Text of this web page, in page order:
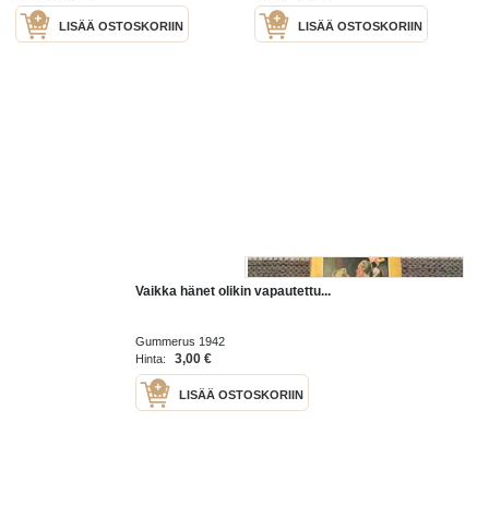
LISÄÄ OSTOSKORIIN LISÄÄ OSTOSKORIIN
Vaikka hänet olikin vapautettu...
Gummerus 1942
Hinta:
3,00 €
LISÄÄ OSTOSKORIIN